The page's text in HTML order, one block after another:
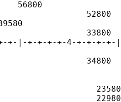
56800
52800
33800
|-+-+-+-+-4-+-+-+-+-|-
34800
23580
22980